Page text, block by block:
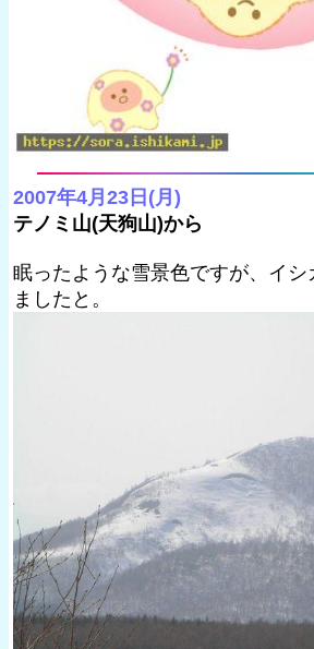
2007年4月23日(月)
テノミ山(天狗山)から
眠ったような雪景色ですが、イ
ましたと。